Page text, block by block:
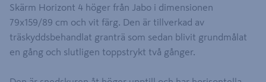
Skärm Horizont 4 höger från Jabo i dimensionen
79x159/89 cm och vit färg. Den är tillverkad av
träskyddsbehandlat granträ som sedan blivit grundmålat
en gång och slutligen toppstrykt två gånger.